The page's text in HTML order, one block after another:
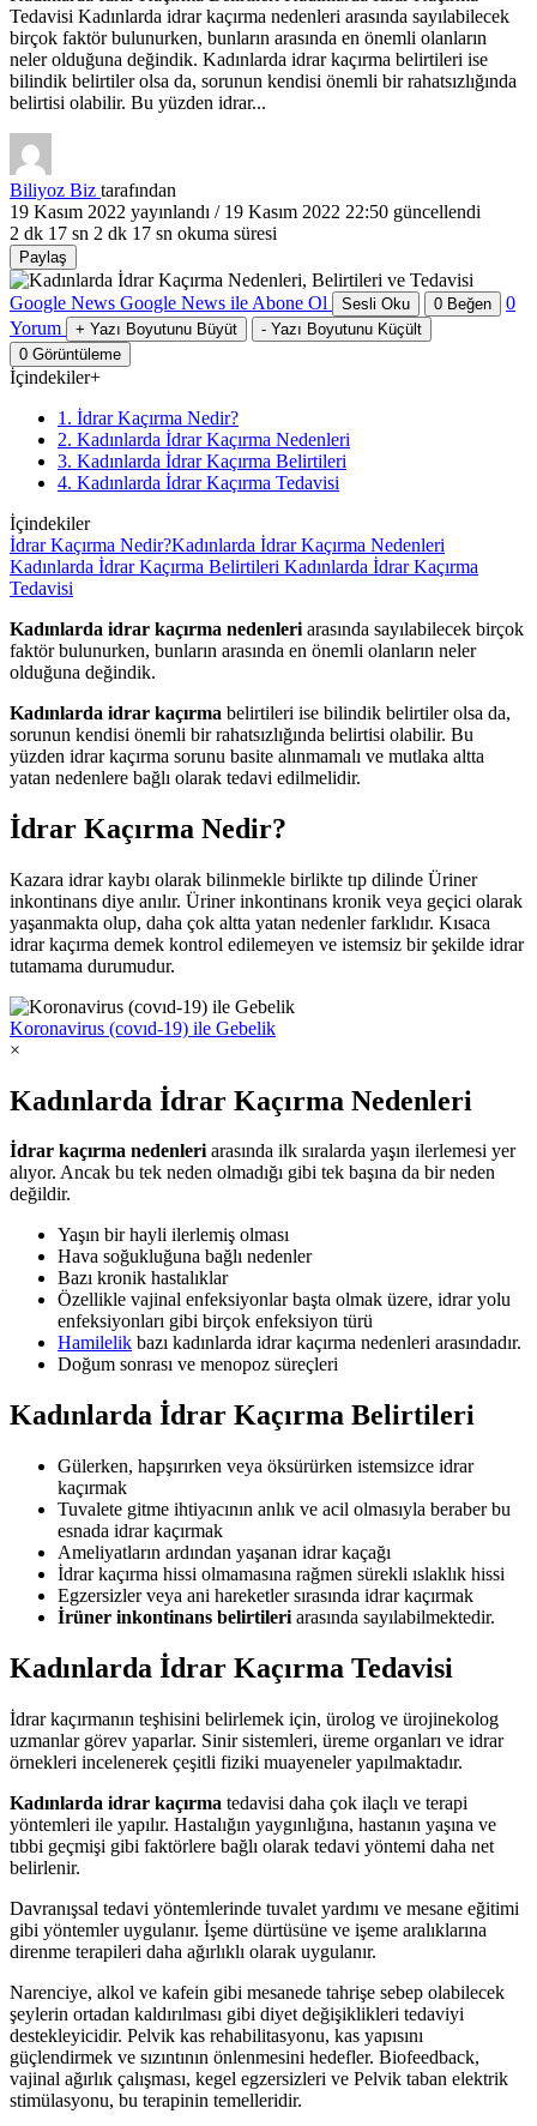
Tedavisi Kadınlarda idrar kaçırma nedenleri arasında sayılabilecek
birçok faktör bulunurken, bunların arasında en önemli olanların
neler olduğuna değindik. Kadınlarda idrar kaçırma belirtileri ise
bilindik belirtiler olsa da, sorunun kendisi önemli bir rahatsızlığında
belirtisi olabilir. Bu yüzden idrar...
Biliyoz Biz tarafından
19 Kasım 2022 yayınlandı / 19 Kasım 2022 22:50 güncellendi
2 dk 17 sn 2 dk 17 sn okuma süresi
Paylaş
Google News Google News ile Abone Ol Sesli Oku 0 Beğen
0
Yorum
+ Yazı Boyutunu Büyüt - Yazı Boyutunu Küçült
0 Görüntüleme
İçindekiler+
1. İdrar Kaçırma Nedir?
2. Kadınlarda İdrar Kaçırma Nedenleri
3. Kadınlarda İdrar Kaçırma Belirtileri
4. Kadınlarda İdrar Kaçırma Tedavisi
İçindekiler
İdrar Kaçırma Nedir?Kadınlarda İdrar Kaçırma Nedenleri
Kadınlarda İdrar Kaçırma Belirtileri Kadınlarda İdrar Kaçırma
Tedavisi
Kadınlarda idrar kaçırma nedenleri arasında sayılabilecek birçok
faktör bulunurken, bunların arasında en önemli olanların neler
olduğuna değindik.
Kadınlarda idrar kaçırma belirtileri ise bilindik belirtiler olsa da,
sorunun kendisi önemli bir rahatsızlığında belirtisi olabilir. Bu
yüzden idrar kaçırma sorunu basite alınmamalı ve mutlaka altta
yatan nedenlere bağlı olarak tedavi edilmelidir.
İdrar Kaçırma Nedir?
Kazara idrar kaybı olarak bilinmekle birlikte tıp dilinde Üriner
inkontinans diye anılır. Üriner inkontinans kronik veya geçici olarak
yaşanmakta olup, daha çok altta yatan nedenler farklıdır. Kısaca
idrar kaçırma demek kontrol edilemeyen ve istemsiz bir şekilde idrar
tutamama durumudur.
Koronavirus (covıd-19) ile Gebelik
×
Kadınlarda İdrar Kaçırma Nedenleri
İdrar kaçırma nedenleriarasında ilk sıralarda yaşın ilerlemesi yer
alıyor. Ancak bu tek neden olmadığı gibi tek başına da bir neden
değildir.
Yaşın bir hayli ilerlemiş olması
Hava soğukluğuna bağlı nedenler
Bazı kronik hastalıklar
Özellikle vajinal enfeksiyonlar başta olmak üzere, idrar yolu
enfeksiyonları gibi birçok enfeksiyon türü
Hamilelik bazı kadınlarda idrar kaçırma nedenleri arasındadır.
Doğum sonrası ve menopoz süreçleri
Kadınlarda İdrar Kaçırma Belirtileri
Gülerken, hapşırırken veya öksürürken istemsizce idrar
kaçırmak
Tuvalete gitme ihtiyacının anlık ve acil olmasıyla beraber bu
esnada idrar kaçırmak
Ameliyatların ardından yaşanan idrar kaçağı
İdrar kaçırma hissi olmamasına rağmen sürekli ıslaklık hissi
Egzersizler veya ani hareketler sırasında idrar kaçırmak
İrüner inkontinans belirtileri arasında sayılabilmektedir.
Kadınlarda İdrar Kaçırma Tedavisi
İdrar kaçırmanın teşhisini belirlemek için, ürolog ve ürojinekolog
uzmanlar görev yaparlar. Sinir sistemleri, üreme organları ve idrar
örnekleri incelenerek çeşitli fiziki muayeneler yapılmaktadır.
Kadınlarda idrar kaçırma tedavisi daha çok ilaçlı ve terapi
yöntemleri ile yapılır. Hastalığın yaygınlığına, hastanın yaşına ve
tıbbi geçmişi gibi faktörlere bağlı olarak tedavi yöntemi daha net
belirlenir.
Davranışsal tedavi yöntemlerinde tuvalet yardımı ve mesane eğitimi
gibi yöntemler uygulanır. İşeme dürtüsüne ve işeme aralıklarına
direnme terapileri daha ağırlıklı olarak uygulanır.
Narenciye, alkol ve kafein gibi mesanede tahrişe sebep olabilecek
şeylerin ortadan kaldırılması gibi diyet değişiklikleri tedaviyi
destekleyicidir. Pelvik kas rehabilitasyonu, kas yapısını
güçlendirmek ve sızıntının önlenmesini hedefler. Biofeedback,
vajinal ağırlık çalışması, kegel egzersizleri ve Pelvik taban elektrik
stimülasyonu, bu terapinin temelleridir.